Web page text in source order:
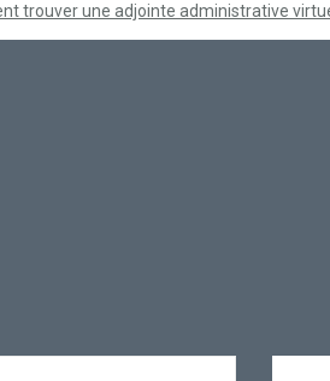
trouver une adjointe administrative